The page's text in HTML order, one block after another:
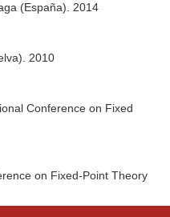
(España). 2014
2010
Conference on Fixed
on Fixed-Point Theory